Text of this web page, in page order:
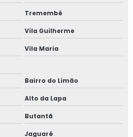
acústico
com vidro duplo
ruído com vidro fumê
medida
Tremembé
Vila Guilherme
Vila Maria
Bairro do Limão
Alto da Lapa
Butantã
Jaguaré